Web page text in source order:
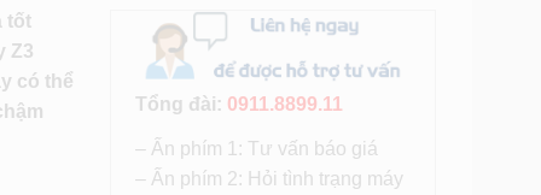
tốt
Z3
có thể
Tổng đài: 0911.8899.11
– Ấn phím 1: Tư vấn báo giá
– Ấn phím 2: Hỏi tình trạng máy